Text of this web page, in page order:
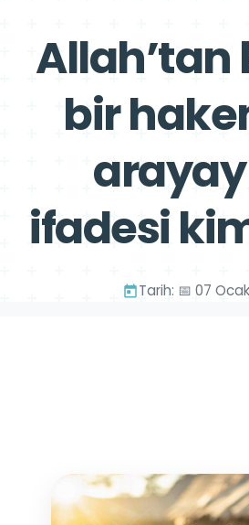
Allah’tan
bir
ifadesi
Tarih: 📅 07